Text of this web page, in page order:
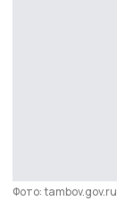
Фото: tambov.gov.ru